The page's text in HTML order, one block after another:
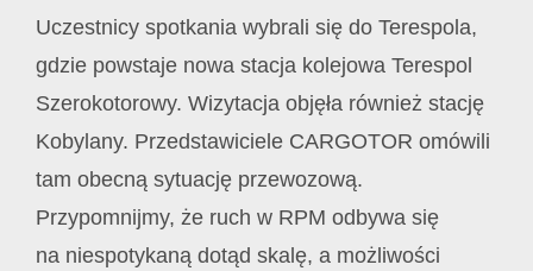
Uczestnicy spotkania wybrali się do Terespola,
gdzie powstaje nowa stacja kolejowa Terespol
Szerokotorowy. Wizytacja objęła również stację
Kobylany. Przedstawiciele CARGOTOR omówili
tam obecną sytuację przewozową.
Przypomnijmy, że ruch w RPM odbywa się
na niespotykaną dotąd skalę, a możliwości